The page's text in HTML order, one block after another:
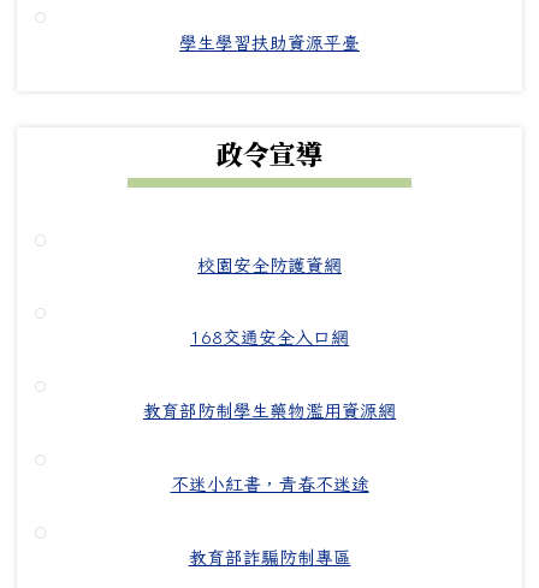
學生學習扶助資源平臺
政令宣導
校園安全防護資網
168交通安全入口網
教育部防制學生藥物濫用資源網
不迷小紅書，青春不迷途
教育部詐騙防制專區